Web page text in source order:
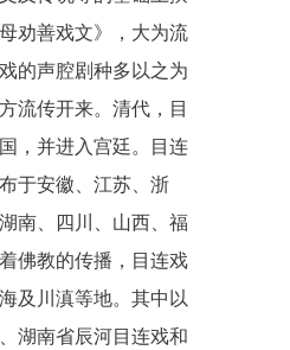
劝善戏文》，大为流
的声腔剧种多以之为
流传开来。清代，目
，并进入宫廷。目连
于安徽、江苏、浙
南、四川、山西、福
佛教的传播，目连戏
及川滇等地。其中以
、湖南省辰河目连戏和